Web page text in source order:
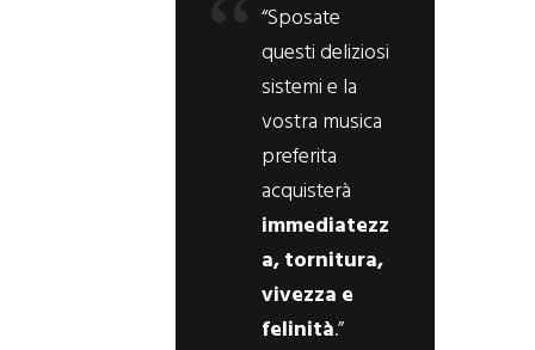
“Sposate
questi deliziosi
sistemi e la
vostra musica
preferita
acquisterà
immediatezz
a, tornitura,
vivezza e
felinità.”